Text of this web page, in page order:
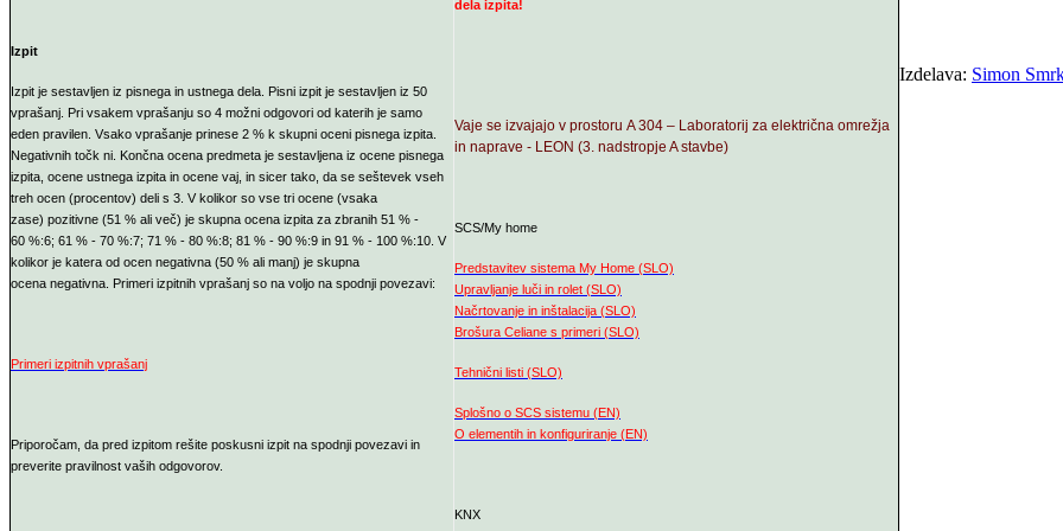
Izpit
Izpit je sestavljen iz pisnega in ustnega dela. Pisni izpit je sestavljen iz 50
vprašanj. Pri vsakem vprašanju so 4 možni odgovori od katerih je samo
eden pravilen. Vsako vprašanje prinese 2 % k skupni oceni pisnega izpita.
Negativnih točk ni. Končna ocena predmeta je sestavljena iz ocene pisnega
izpita, ocene ustnega izpita in ocene vaj, in sicer tako, da se seštevek vseh
treh ocen (procentov) deli s 3. V kolikor so vse tri ocene (vsaka
zase) pozitivne (51 % ali več) je skupna ocena izpita za zbranih 51 % -
60 %:6; 61 % - 70 %:7; 71 % - 80 %:8; 81 % - 90 %:9 in 91 % - 100 %:10. V
kolikor je katera od ocen negativna (50 % ali manj) je skupna
ocena negativna. Primeri izpitnih vprašanj so na voljo na spodnji povezavi:
Primeri izpitnih vprašanj
Priporočam, da pred izpitom rešite poskusni izpit na spodnji povezavi in
preverite pravilnost vaših odgovorov.
dela izpita!
Vaje se izvajajo v prostoru A 304 – Laboratorij za električna omrežja
in naprave - LEON (3. nadstropje A stavbe)
SCS/My home
Predstavitev sistema My Home (SLO)
Upravljanje luči in rolet (SLO)
Načrtovanje in inštalacija (SLO)
Brošura Celiane s primeri (SLO)
Tehnični listi (SLO)
Splošno o SCS sistemu (EN)
O elementih in konfiguriranje (EN)
KNX
Izdelava: Simon